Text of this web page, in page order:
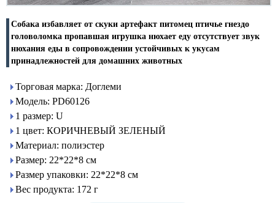
Собака избавляет от скуки артефакт питомец птичье гнездо
головоломка пропавшая игрушка нюхает еду отсутствует звук
нюхания еды в сопровождении устойчивых к укусам
принадлежностей для домашних животных
Торговая марка: Доглеми
Модель: PD60126
1 размер: U
1 цвет: КОРИЧНЕВЫЙ ЗЕЛЕНЫЙ
Материал: полиэстер
Размер: 22*22*8 см
Размер упаковки: 22*22*8 см
Вес продукта: 172 г